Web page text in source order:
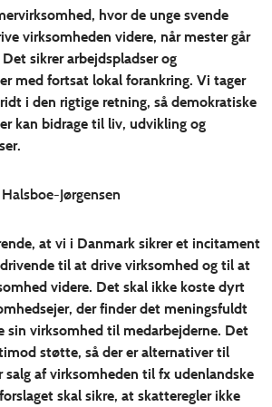
hvor de unge svende
virksomheden videre, når mester går
sikrer arbejdspladser og
med fortsat lokal forankring. Vi tager
i den rigtige retning, så demokratiske
kan bidrage til liv, udvikling og
Jørgensen
at vi i Danmark sikrer et incitament
til at drive virksomhed og til at
videre. Det skal ikke koste dyrt
der finder det meningsfuldt
sin virksomhed til medarbejderne. Det
støtte, så der er alternativer til
salg af virksomheden til fx udenlandske
skal sikre, at skatteregler ikke